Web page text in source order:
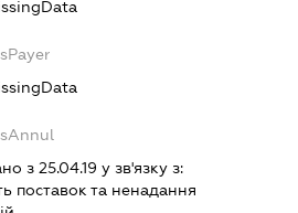
з 25.04.19 у зв'язку з:
поставок та ненадання